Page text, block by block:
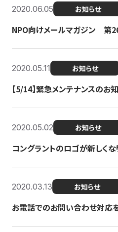
2020.06.05 お知らせ
NPO向けメールマガジン 第
2020.05.11 お知らせ
【5/14】緊急メンテナンスのお
2020.05.02 お知らせ
コングラントのロゴが新しくな
2020.03.13 お知らせ
お電話でのお問い合わせ対応